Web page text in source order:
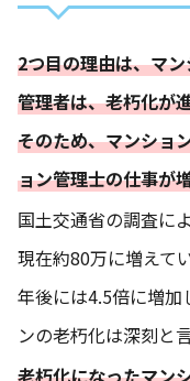
2つ目の理由は、マ
管理者は、老朽化が
そのため、マンショ
ョン管理士の仕事が
国土交通省の調査に
現在約80万に増えて
年後には4.5倍に増加
ンの老朽化は深刻と